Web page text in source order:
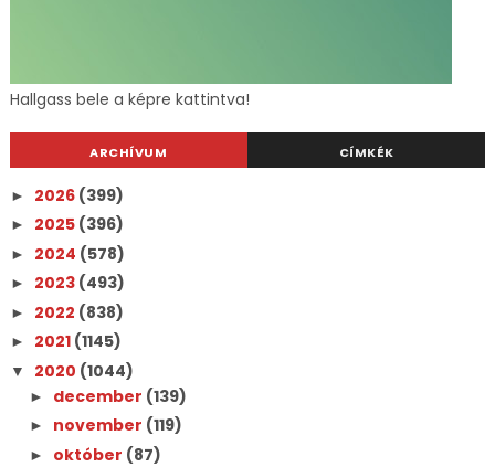
Hallgass bele a képre kattintva!
ARCHÍVUM CÍMKÉK
► 2026 (399)
► 2025 (396)
► 2024 (578)
► 2023 (493)
► 2022 (838)
► 2021 (1145)
▼ 2020 (1044)
► december (139)
► november (119)
► október (87)